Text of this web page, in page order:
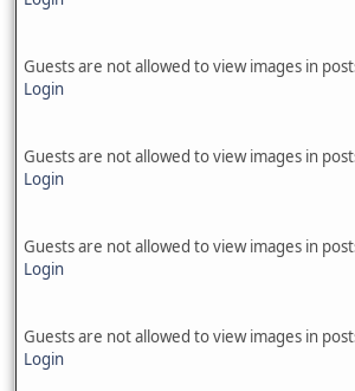
Guests are not allowed to view images in
Login
Guests are not allowed to view images in
Login
Guests are not allowed to view images in
Login
Guests are not allowed to view images in
Login